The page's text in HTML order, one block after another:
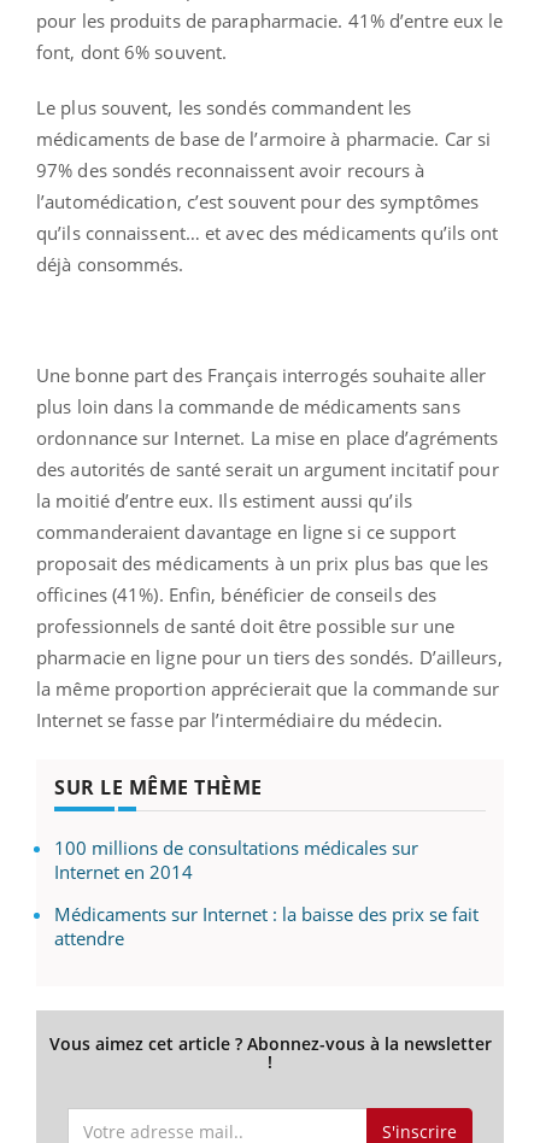
pour les produits de parapharmacie. 41% d’entre eux le
font, dont 6% souvent.
Le plus souvent, les sondés commandent les
médicaments de base de l’armoire à pharmacie. Car si
97% des sondés reconnaissent avoir recours à
l’automédication, c’est souvent pour des symptômes
qu’ils connaissent… et avec des médicaments qu’ils ont
déjà consommés.
Une bonne part des Français interrogés souhaite aller
plus loin dans la commande de médicaments sans
ordonnance sur Internet. La mise en place d’agréments
des autorités de santé serait un argument incitatif pour
la moitié d’entre eux. Ils estiment aussi qu’ils
commanderaient davantage en ligne si ce support
proposait des médicaments à un prix plus bas que les
officines (41%). Enfin, bénéficier de conseils des
professionnels de santé doit être possible sur une
pharmacie en ligne pour un tiers des sondés. D’ailleurs,
la même proportion apprécierait que la commande sur
Internet se fasse par l’intermédiaire du médecin.
SUR LE MÊME THÈME
100 millions de consultations médicales sur
Internet en 2014
Médicaments sur Internet : la baisse des prix se fait
attendre
Vous aimez cet article ? Abonnez-vous à la newsletter
!
S'inscrire